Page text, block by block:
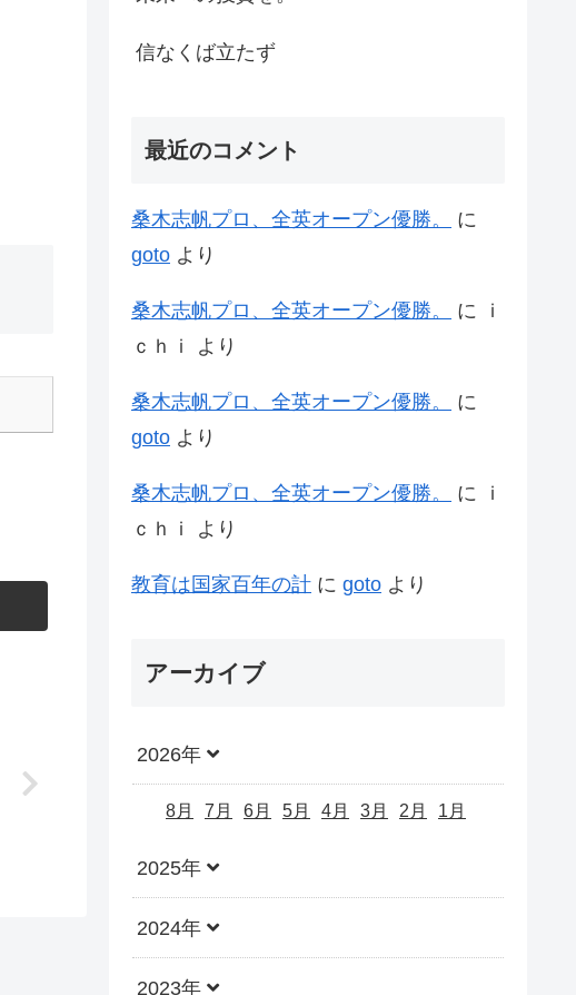
信なくば立たず
最近のコメント
桑木志帆プロ、全英オープン優勝。
に
goto より
桑木志帆プロ、全英オープン優勝。 に
ｉ
ｃｈｉ
より
桑木志帆プロ、全英オープン優勝。
に
goto より
桑木志帆プロ、全英オープン優勝。 に
ｉ
ｃｈｉ
より
教育は国家百年の計 に goto より
アーカイブ
2026年
8月 7月 6月 5月 4月 3月 2月 1月
2025年
2024年
2023年